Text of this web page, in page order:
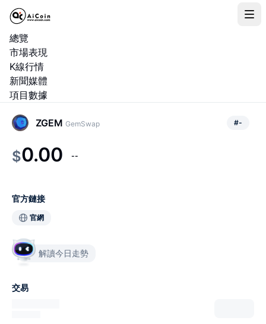
總覽
市場表現
K線行情
新聞媒體
項目數據
ZGEM GemSwap #-
$0.00 --
官方鏈接
官網
解讀今日走勢
交易